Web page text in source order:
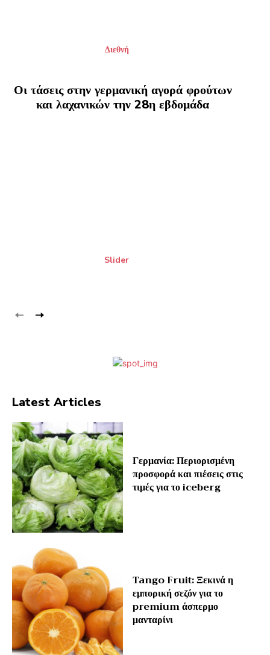
Διεθνή
Οι τάσεις στην γερμανική αγορά φρούτων
και λαχανικών την 28η εβδομάδα
Slider
Latest Articles
Γερμανία: Περιορισμένη
προσφορά και πιέσεις στις
τιμές για το iceberg
Tango Fruit: Ξεκινά η
εμπορική σεζόν για το
premium άσπερμο
μανταρίνι